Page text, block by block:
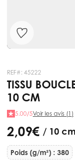
REF#: 45222
TISSU
10 CM
5.00/5Voir les avis (1)
2,09 € / 10 cm
Poids (g/m²) : 380